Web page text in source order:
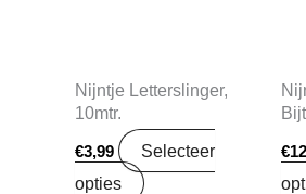
Nijntje Letterslinger,
10mtr.
€3,99
Selecteer
opties
€